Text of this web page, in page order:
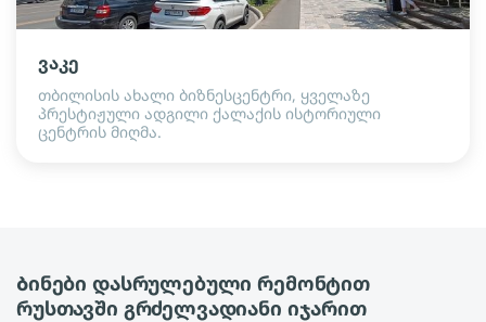
ვაკე
თბილისის ახალი ბიზნესცენტრი, ყველაზე
პრესტიჟული ადგილი ქალაქის ისტორიული
ცენტრის მიღმა.
Ბინები დასრულებული რემონტით
რუსთავში გრძელვადიანი იჯარით